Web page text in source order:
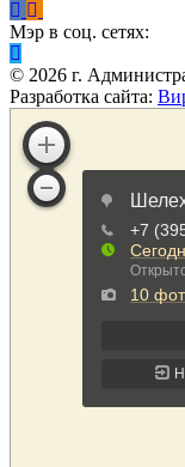
Мэр в соц. сетях:
© 2026 г.
Разработка сайта: